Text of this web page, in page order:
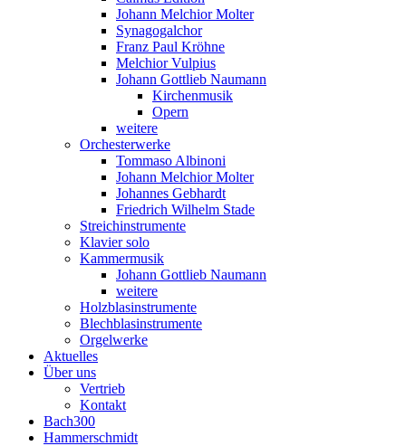
Johann Melchior Molter
Synagogalchor
Franz Paul Kröhne
Melchior Vulpius
Johann Gottlieb Naumann
Kirchenmusik
Opern
weitere
Orchesterwerke
Tommaso Albinoni
Johann Melchior Molter
Johannes Gebhardt
Friedrich Wilhelm Stade
Streichinstrumente
Klavier solo
Kammermusik
Johann Gottlieb Naumann
weitere
Holzblasinstrumente
Blechblasinstrumente
Orgelwerke
Aktuelles
Über uns
Vertrieb
Kontakt
Bach300
Hammerschmidt